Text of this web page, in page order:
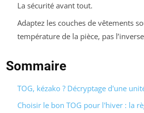
La sécurité avant tout.
Adaptez les couches de vêtements
température de la pièce, pas
Sommaire
TOG, kézako ? Décryptage d'une
Choisir le bon TOG pour l'hiver : la